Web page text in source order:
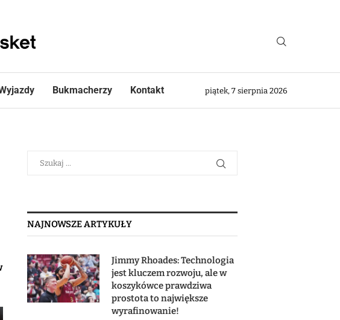
Bukmacherzy Kontakt piątek, 7 sierpnia 2026
NAJNOWSZE ARTYKUŁY
Jimmy Rhoades: Technologia
jest kluczem rozwoju, ale w
koszykówce prawdziwa
prostota to największe
wyrafinowanie!